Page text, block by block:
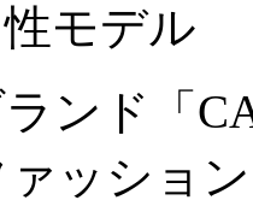
モデル
ンド「
ッショ